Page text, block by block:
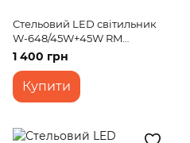
Стельовий LED світильник
W-648/45W+45W RM
WW+NW+CW
1 400 грн
Купити